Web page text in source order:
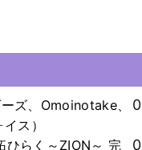
ズ、Omoinotake、
ス）
0
ひらく～ZION～ 完
0